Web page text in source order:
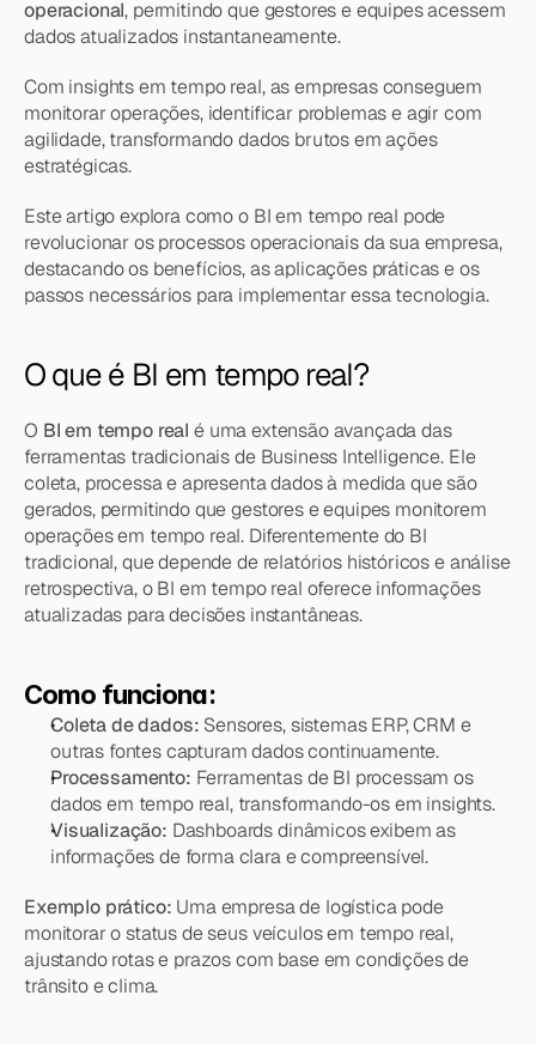
operacional, permitindo que gestores e equipes acessem
dados atualizados instantaneamente.
Com insights em tempo real, as empresas conseguem
monitorar operações, identificar problemas e agir com
agilidade, transformando dados brutos em ações
estratégicas.
Este artigo explora como o BI em tempo real pode
revolucionar os processos operacionais da sua empresa,
destacando os benefícios, as aplicações práticas e os
passos necessários para implementar essa tecnologia.
O que é BI em tempo real?
O BI em tempo real é uma extensão avançada das
ferramentas tradicionais de Business Intelligence. Ele
coleta, processa e apresenta dados à medida que são
gerados, permitindo que gestores e equipes monitorem
operações em tempo real. Diferentemente do BI
tradicional, que depende de relatórios históricos e análise
retrospectiva, o BI em tempo real oferece informações
atualizadas para decisões instantâneas.
Como funciona:
Coleta de dados: Sensores, sistemas ERP, CRM e
outras fontes capturam dados continuamente.
Processamento: Ferramentas de BI processam os
dados em tempo real, transformando-os em insights.
Visualização: Dashboards dinâmicos exibem as
informações de forma clara e compreensível.
Exemplo prático: Uma empresa de logística pode
monitorar o status de seus veículos em tempo real,
ajustando rotas e prazos com base em condições de
trânsito e clima.